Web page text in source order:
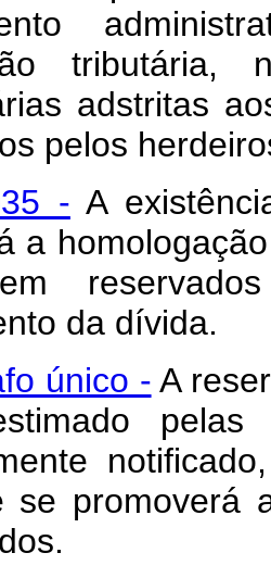
tributária,
adstritas
pelos
- A
a
da dívida.
único - A
se promoverá